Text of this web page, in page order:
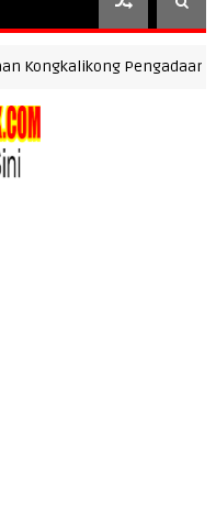
Pengadaan